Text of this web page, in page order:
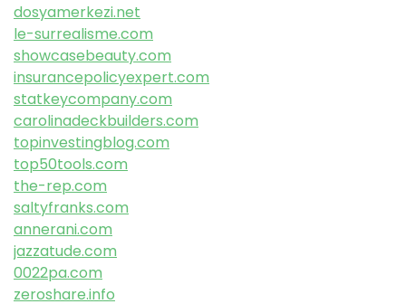
dosyamerkezi.net
le-surrealisme.com
showcasebeauty.com
insurancepolicyexpert.com
statkeycompany.com
carolinadeckbuilders.com
topinvestingblog.com
top50tools.com
the-rep.com
saltyfranks.com
annerani.com
jazzatude.com
0022pa.com
zeroshare.info